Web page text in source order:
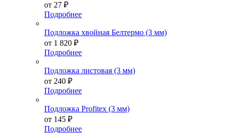
от 27 ₽
Подробнее
Подложка хвойная Белтермо (3 мм)
от 1 820 ₽
Подробнее
Подложка листовая (3 мм)
от 240 ₽
Подробнее
Подложка Profitex (3 мм)
от 145 ₽
Подробнее